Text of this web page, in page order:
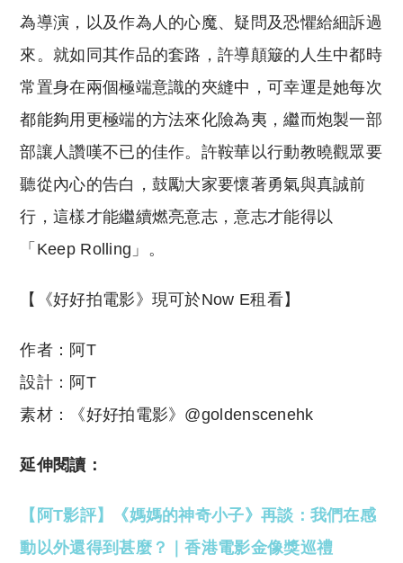
為導演，以及作為人的心魔、疑問及恐懼給細訴過
來。就如同其作品的套路，許導顛簸的人生中都時
常置身在兩個極端意識的夾縫中，可幸運是她每次
都能夠用更極端的方法來化險為夷，繼而炮製一部
部讓人讚嘆不已的佳作。許鞍華以行動教曉觀眾要
聽從內心的告白，鼓勵大家要懷著勇氣與真誠前
行，這樣才能繼續燃亮意志，意志才能得以
「Keep Rolling」。
【《好好拍電影》現可於Now E租看】
作者：阿T
設計：阿T
素材：《好好拍電影》@goldenscenehk
延伸閱讀：
【阿T影評】《媽媽的神奇小子》再談：我們在感
動以外還得到甚麼？｜香港電影金像獎巡禮